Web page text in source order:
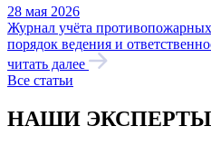
28 мая 2026
Журнал учёта
порядок ведения и
читать далее
Все статьи
НАШИ ЭКСПЕРТЫ